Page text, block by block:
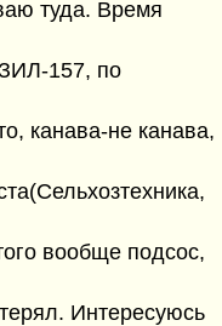
туда. Время
157, по
канава-не канава,
вообще подсос,
Интересуюсь